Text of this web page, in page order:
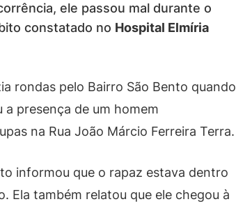
ele passou mal durante o
constatado no Hospital Elmíria
rondas pelo Bairro São Bento quando
presença de um homem
na Rua João Márcio Ferreira Terra.
informou que o rapaz estava dentro
Ela também relatou que ele chegou à